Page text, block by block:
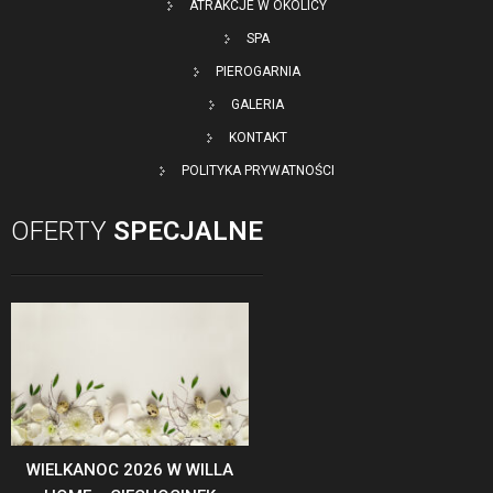
ATRAKCJE W OKOLICY
SPA
PIEROGARNIA
GALERIA
KONTAKT
POLITYKA PRYWATNOŚCI
OFERTY SPECJALNE
WIELKANOC 2026 W WILLA